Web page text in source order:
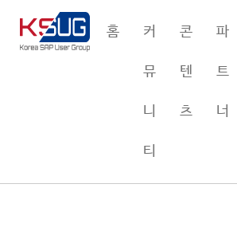
홈 커
뮤
니
티
콘
텐
츠
파
트
너